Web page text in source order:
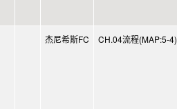
杰尼希斯FC CH.04流程(MAP:5-4)